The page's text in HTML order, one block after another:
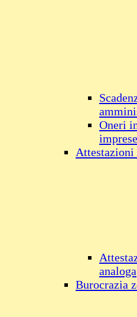
Oneri
imprese
Attestazioni
analoga
Burocrazia